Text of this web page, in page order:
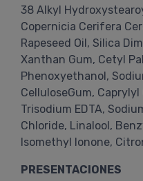
38 Alkyl
Copernicia Cerifera
Rapeseed Oil, Silica
Xanthan Gum, Cetyl
Phenoxyethanol,
CelluloseGum,
Trisodium EDTA,
Chloride, Linalool,
Isomethyl Ionone,
PRESENTACIONES